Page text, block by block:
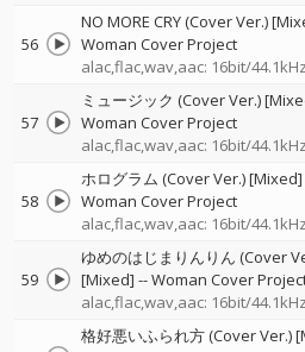
56
NO MORE CRY (Cover Ver.)
Woman Cover Project
alac,flac,wav,aac: 16bit/44.1kHz
57
ミュージック (Cover Ver.)
Woman Cover Project
alac,flac,wav,aac: 16bit/44.1kHz
58
ホログラム (Cover Ver.) [Mixed]
Woman Cover Project
alac,flac,wav,aac: 16bit/44.1kHz
59
ゆめのはじまりんりん (Cover
[Mixed] --Woman Cover
alac,flac,wav,aac: 16bit/44.1kHz
格好悪いふられ方 (Cover Ver.)